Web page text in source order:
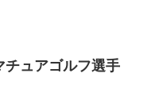
チュアゴルフ選手